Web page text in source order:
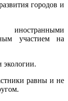
городов и
иностранными
участием на
экологии.
равны и не